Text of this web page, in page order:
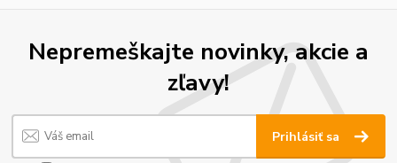
Nepremeškajte novinky, akcie a
zľavy!
Prihlásiť sa